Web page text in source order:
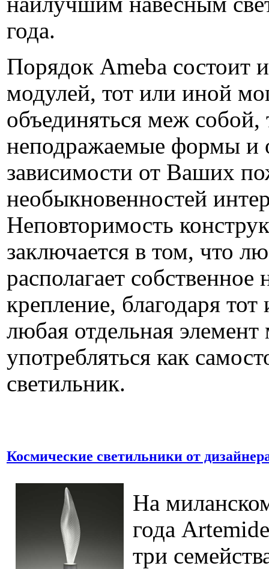
года.
Порядок Ameba состоит
модулей, тот или иной
объединяться меж
неподражаемые формы и
зависимости от Ваших
необыкновенностей
Неповторимость
заключается в том, что
располагает собственное
крепление, благодаря
любая отдельная
употребляться как
светильник.
Космические светильники от
На
года
три